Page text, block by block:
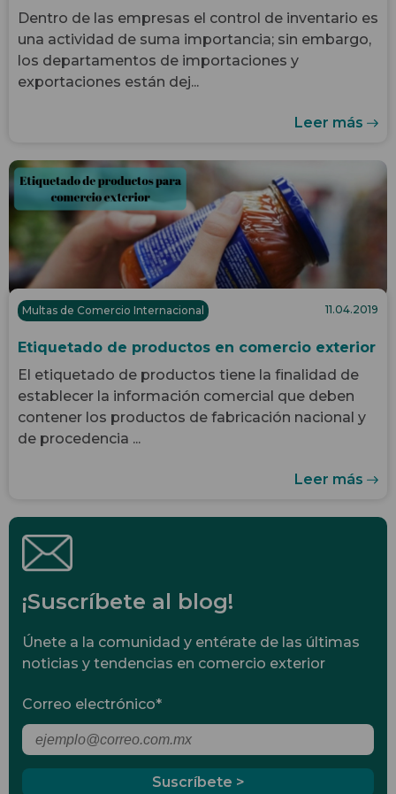
Dentro de las empresas el control de inventario es
una actividad de suma importancia; sin embargo,
los departamentos de importaciones y
exportaciones están dej...
Leer más
Multas de Comercio Internacional 11.04.2019
Etiquetado de productos en comercio exterior
El etiquetado de productos tiene la finalidad de
establecer la información comercial que deben
contener los productos de fabricación nacional y
de procedencia ...
Leer más
¡Suscríbete al blog!
Únete a la comunidad y entérate de las últimas
noticias y tendencias en comercio exterior
Correo electrónico*